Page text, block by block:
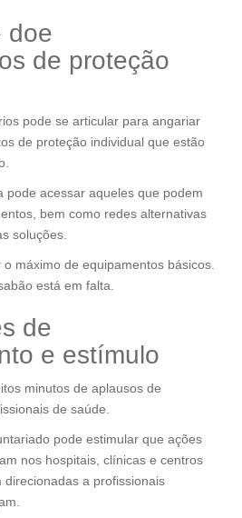
doe
de proteção
pode se articular para angariar
de proteção individual que estão
pode acessar aqueles que podem
bem como redes alternativas
soluções.
máximo de equipamentos básicos.
está em falta.
de
e estímulo
minutos de aplausos de
de saúde.
pode estimular que ações
nos hospitais, clínicas e centros
a profissionais